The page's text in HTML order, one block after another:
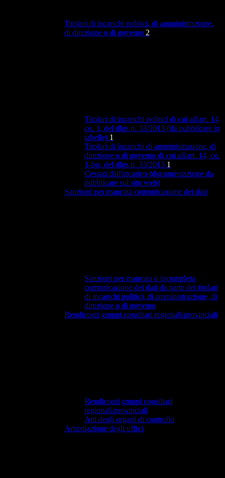
Titolari di incarichi politici, di amministrazione,
di direzione o di governo 2
Titolari di incarichi politici di cui all'art. 14,
co. 1, del dlgs n. 33/2013 (da pubblicare in
tabelle) 1
Titolari di incarichi di amministrazione, di
direzione o di governo di cui all'art. 14, co.
1-bis, del dlgs n. 33/2013 1
Cessati dall'incarico (documentazione da
pubblicare sul sito web)
Sanzioni per mancata comunicazione dei dati
Sanzioni per mancata o incompleta
comunicazione dei dati da parte dei titolari
di incarichi politici, di amministrazione, di
direzione o di governo
Rendiconti gruppi consiliari regionali/provinciali
Rendiconti gruppi consiliari
regionali/provinciali
Atti degli organi di controllo
Articolazione degli uffici